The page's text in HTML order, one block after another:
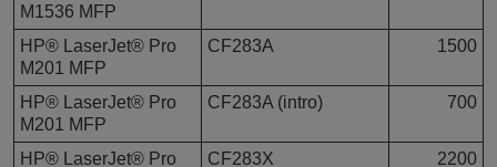
M1536 MFP
HP® LaserJet® Pro
M201 MFP
CF283A 1500
HP® LaserJet® Pro
M201 MFP
CF283A (intro) 700
HP® LaserJet® Pro
CF283X 2200